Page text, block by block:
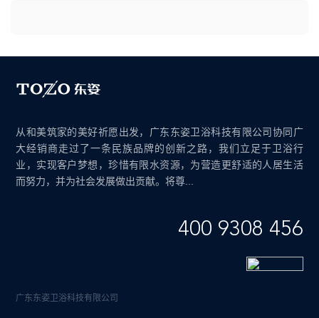
从和美筑家的美好祈愿出发，广东东姿卫浴科技有限公司协同广
大经销商走过了一条民族品牌的创新之路，我们立足于卫浴行
业，实现客户梦想，珍惜有限水资源，为营造更舒适的人居生活
而努力，并为社会发展做出贡献。将尊...
400 9308 456
广东东姿卫浴科技有限公司